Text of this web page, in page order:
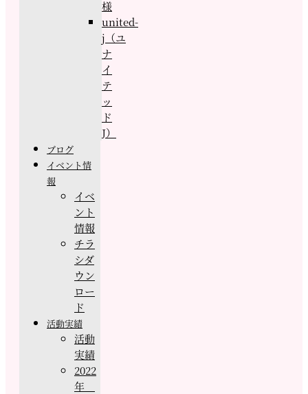
様
united-
j（ユ
ナ
イ
テ
ッ
ド
J）
ブログ
イベント情
報
イベ
ント
情報
チラ
シダ
ウン
ロー
ド
活動実績
活動
実績
2022
年